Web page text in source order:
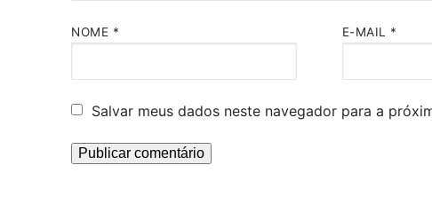
NOME * E-MAIL *
Salvar meus dados neste navegador para a